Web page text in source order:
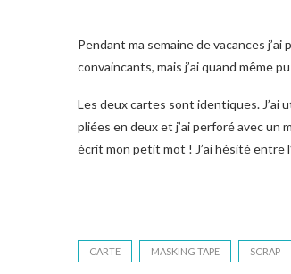
Pendant ma semaine de vacances
convaincants, mais j’ai quand même
Les deux cartes sont identiques. J’ai
pliées en deux et j’ai perforé avec un
écrit mon petit mot ! J’ai hésité entre
CARTE MASKING TAPE SCRAP